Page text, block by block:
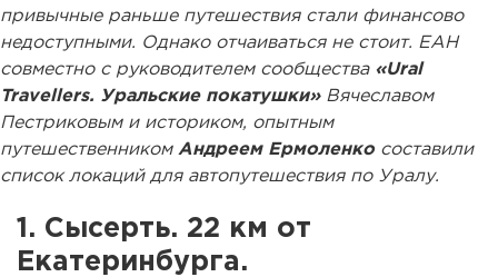
привычные раньше путешествия стали финансово
недоступными. Однако отчаиваться не стоит. ЕАН
совместно с руководителем сообщества «Ural
Travellers. Уральские покатушки»Вячеславом
Пестриковым и историком, опытным
путешественником Андреем Ермоленкосоставили
список локаций для автопутешествия по Уралу.
1. Сысерть. 22 км от
Екатеринбурга.